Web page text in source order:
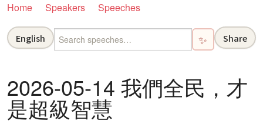
Home Speakers Speeches
English ✨ Share
2026-05-14 我們全民，才
是超級智慧